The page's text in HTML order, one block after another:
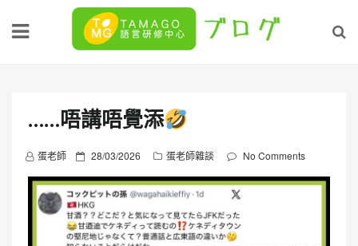
……唔講唔覺添
蛋老師
P
o
s
t
e
28/03/2026 蛋老師雜談 No Comments